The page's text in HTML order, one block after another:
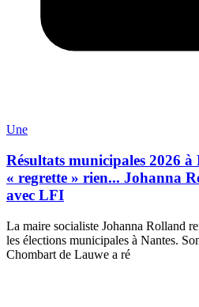
Une
Résultats municipales 2026 à
« regrette » rien... Johanna
avec LFI
La maire socialiste Johanna Rolland
les élections municipales à Nantes.
Chombart de Lauwe a ré